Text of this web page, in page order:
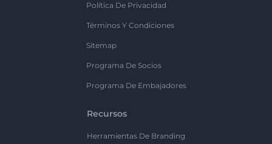
Política De Privacidad
Términos Y Condiciones
Sitemap
Programa De Socios
Programa De Embajadores
Recursos
Herramientas De Branding